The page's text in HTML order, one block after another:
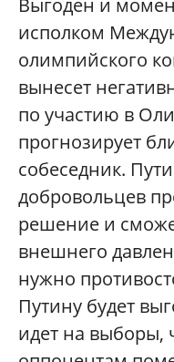
Выгоден и
исполком
олимпийского
вынесет
по участию в
прогнозирует
собеседник.
добровольцев
решение и
внешнего
нужно
Путину будет
идет на выборы,